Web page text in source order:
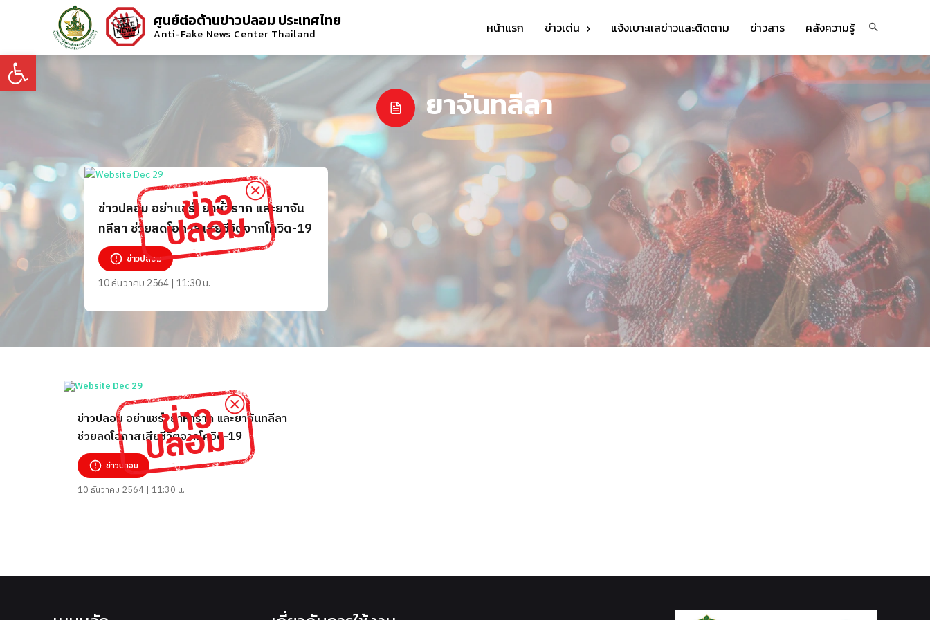
Open toolbar
ศูนย์ต่อต้านข่าวปลอม ประเทศไทย
Anti-Fake News Center Thailand หน้าแรก ข่าวเด่น แจ้งเบาะแสข่าวและติดตาม ข่าวสาร คลังความรู้
ยาจันทลีลา
ข่าวปลอม อย่าแชร์! ยาห้าราก และยาจัน
ทลีลา ช่วยลดโอกาสเสียชีวิตจากโควิด-19
ข่าวปลอม
10 ธันวาคม 2564 | 11:30 น.
ข่าวปลอม อย่าแชร์! ยาห้าราก และยาจันทลีลา
ช่วยลดโอกาสเสียชีวิตจากโควิด-19
ข่าวปลอม
10 ธันวาคม 2564 | 11:30 น.